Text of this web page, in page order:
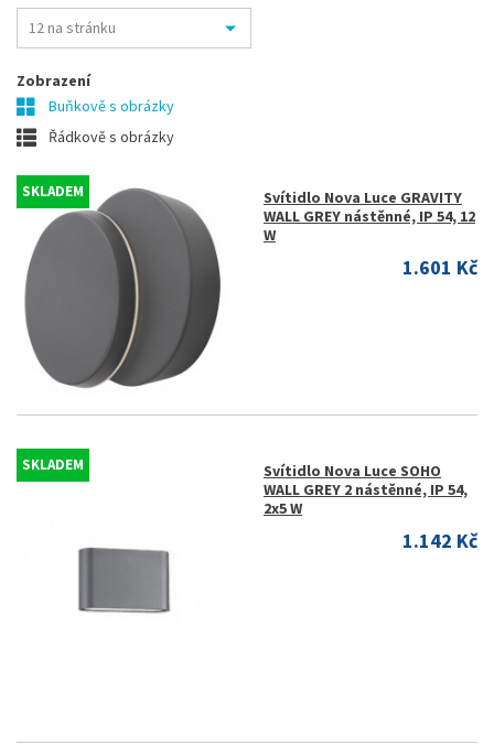
Zobrazení
Buňkově s obrázky
Řádkově s obrázky
SKLADEM
Svítidlo Nova Luce GRAVITY
WALL GREY nástěnné, IP 54, 12
W
1.601 Kč
SKLADEM
Svítidlo Nova Luce SOHO
WALL GREY 2 nástěnné, IP 54,
2x5 W
1.142 Kč